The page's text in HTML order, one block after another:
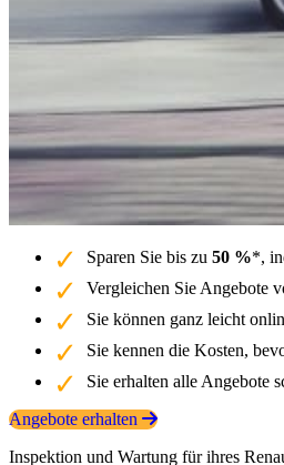
Sparen Sie bis zu 50 %*,
Vergleichen Sie Angebote
Sie können ganz leicht
Sie kennen die Kosten,
Sie erhalten alle Angebote
Angebote erhalten
Inspektion und Wartung für ihres